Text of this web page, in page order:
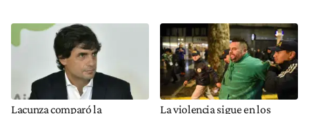
Lacunza comparó la
La violencia sigue en los